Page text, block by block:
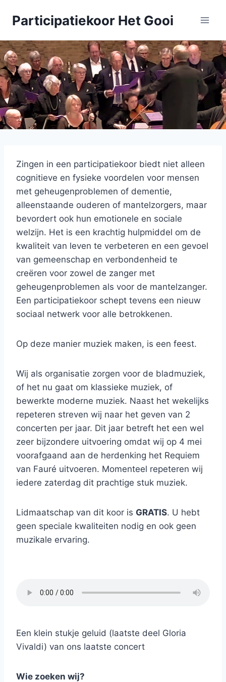
naarParticipatiekoor Het Gooi
Zingen in een participatiekoor biedt niet alleen
cognitieve en fysieke voordelen voor mensen
met geheugenproblemen of dementie,
alleenstaande ouderen of mantelzorgers, maar
bevordert ook hun emotionele en sociale
welzijn. Het is een krachtig hulpmiddel om de
kwaliteit van leven te verbeteren en een gevoel
van gemeenschap en verbondenheid te
creëren voor zowel de zanger met
geheugenproblemen als voor de mantelzanger.
Een participatiekoor schept tevens een nieuw
sociaal netwerk voor alle betrokkenen.
Op deze manier muziek maken, is een feest.
Wij als organisatie zorgen voor de bladmuziek,
of het nu gaat om klassieke muziek, of
bewerkte moderne muziek. Naast het wekelijks
repeteren streven wij naar het geven van 2
concerten per jaar. Dit jaar betreft het een wel
zeer bijzondere uitvoering omdat wij op 4 mei
voorafgaand aan de herdenking het Requiem
van Fauré uitvoeren. Momenteel repeteren wij
iedere zaterdag dit prachtige stuk muziek.
Lidmaatschap van dit koor is GRATIS. U hebt
geen speciale kwaliteiten nodig en ook geen
muzikale ervaring.
Een klein stukje geluid (laatste deel Gloria
Vivaldi) van ons laatste concert
Wie zoeken wij?